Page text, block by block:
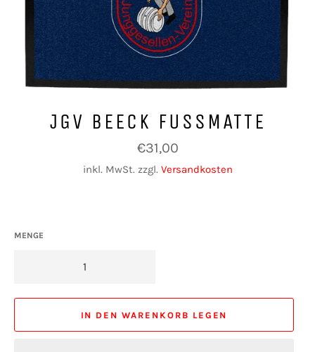
JGV BEECK FUSSMATTE
Normaler
Preis
€31,00
inkl. MwSt. zzgl. Versandkosten
MENGE
IN DEN WARENKORB LEGEN